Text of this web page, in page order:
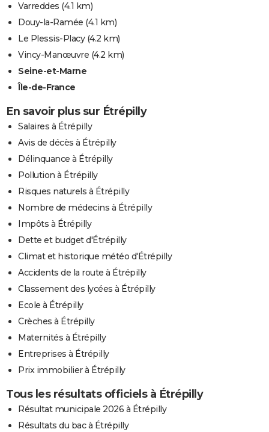
Varreddes (4.1 km)
Douy-la-Ramée (4.1 km)
Le Plessis-Placy(4.2 km)
Vincy-Manœuvre (4.2 km)
Seine-et-Marne
Île-de-France
En savoir plus sur Étrépilly
Salaires à Étrépilly
Avis de décès à Étrépilly
Délinquance à Étrépilly
Pollution à Étrépilly
Risques naturels à Étrépilly
Nombre de médecins à Étrépilly
Impôts à Étrépilly
Dette et budget d'Étrépilly
Climat et historique météo d'Étrépilly
Accidents de la route à Étrépilly
Classement des lycées à Étrépilly
Ecole à Étrépilly
Crèches à Étrépilly
Maternités à Étrépilly
Entreprises à Étrépilly
Prix immobilier à Étrépilly
Tous les résultats officiels à Étrépilly
Résultat municipale 2026 à Étrépilly
Résultats du bac à Étrépilly